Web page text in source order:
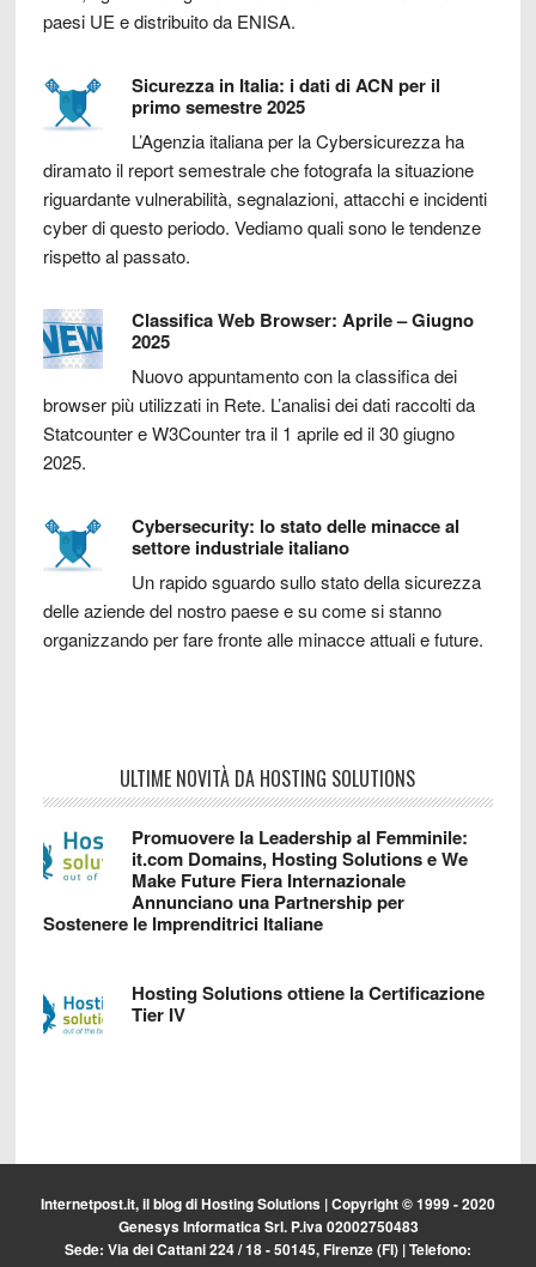
paesi UE e distribuito da ENISA.
Sicurezza in Italia: i dati di ACN per il
primo semestre 2025
L’Agenzia italiana per la Cybersicurezza ha
diramato il report semestrale che fotografa la situazione
riguardante vulnerabilità, segnalazioni, attacchi e incidenti
cyber di questo periodo. Vediamo quali sono le tendenze
rispetto al passato.
Classifica Web Browser: Aprile – Giugno
2025
Nuovo appuntamento con la classifica dei
browser più utilizzati in Rete. L’analisi dei dati raccolti da
Statcounter e W3Counter tra il 1 aprile ed il 30 giugno
2025.
Cybersecurity: lo stato delle minacce al
settore industriale italiano
Un rapido sguardo sullo stato della sicurezza
delle aziende del nostro paese e su come si stanno
organizzando per fare fronte alle minacce attuali e future.
ULTIME NOVITÀ DA HOSTING SOLUTIONS
Promuovere la Leadership al Femminile:
it.com Domains, Hosting Solutions e We
Make Future Fiera Internazionale
Annunciano una Partnership per
Sostenere le Imprenditrici Italiane
Hosting Solutions ottiene la Certificazione
Tier IV
Internetpost.it, il blog diHosting Solutions | Copyright © 1999 - 2020
Genesys Informatica Srl. P.iva 02002750483
Sede: Via dei Cattani 224 / 18 - 50145, Firenze (FI) | Telefono: